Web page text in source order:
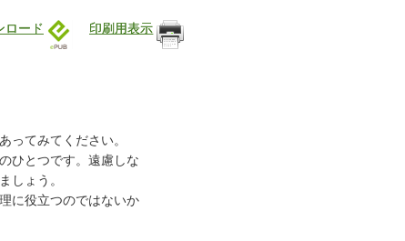
ロード 印刷用表示
ってみてください。
ひとつです。遠慮しな
しょう。
に役立つのではないか